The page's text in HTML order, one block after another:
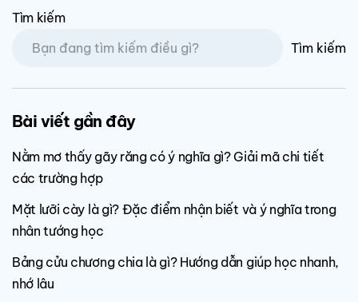
Tìm kiếm
Tìm kiếm
Bài viết gần đây
Nằm mơ thấy gãy răng có ý nghĩa gì? Giải mã chi tiết
các trường hợp
Mặt lưỡi cày là gì? Đặc điểm nhận biết và ý nghĩa trong
nhân tướng học
Bảng cửu chương chia là gì? Hướng dẫn giúp học nhanh,
nhớ lâu